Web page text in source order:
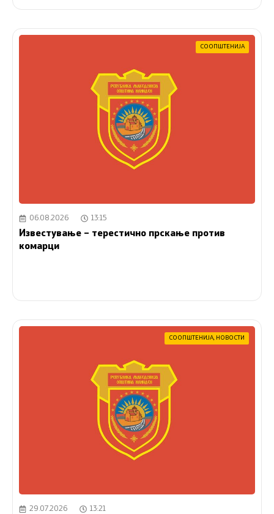
СООПШТЕНИЈА
06.08.2026 13:15
Известување – терестично прскање против
комарци
СООПШТЕНИЈА, НОВОСТИ
29.07.2026 13:21